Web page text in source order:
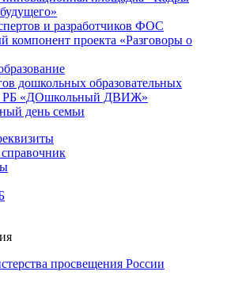
и разработчиков ФОС
компонент проекта «Разговоры о
дошкольных образовательных
РБ «ДОшкольный ДВИЖ»
день семьи
просвещения России